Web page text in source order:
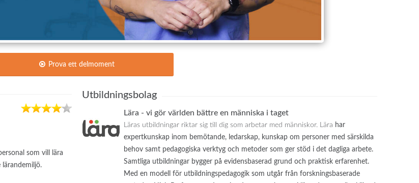
Prova ett delmoment
som vill lära
Utbildningsbolag
Lära - vi gör världen bättre en människa i taget
Läras utbildningar riktar sig till dig som arbetar med människor. Lära har
expertkunskap inom bemötande, ledarskap, kunskap om personer med särskilda
behov samt pedagogiska verktyg och metoder som ger stöd i det dagliga arbete.
Samtliga utbildningar bygger på evidensbaserad grund och praktisk erfarenhet.
Med en modell för utbildningspedagogik som utgår från forskningsbaserade